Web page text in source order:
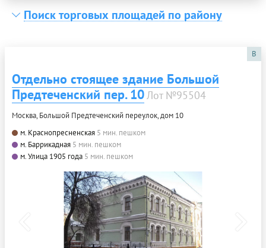
Поиск торговых площадей по району
B
Отдельно стоящее здание Большой
Предтеченский пер. 10Лот №95504
Москва, Большой Предтеченский переулок, дом 10
м. Краснопресненская 5 мин. пешком
м. Баррикадная 5 мин. пешком
м. Улица 1905 года 5 мин. пешком